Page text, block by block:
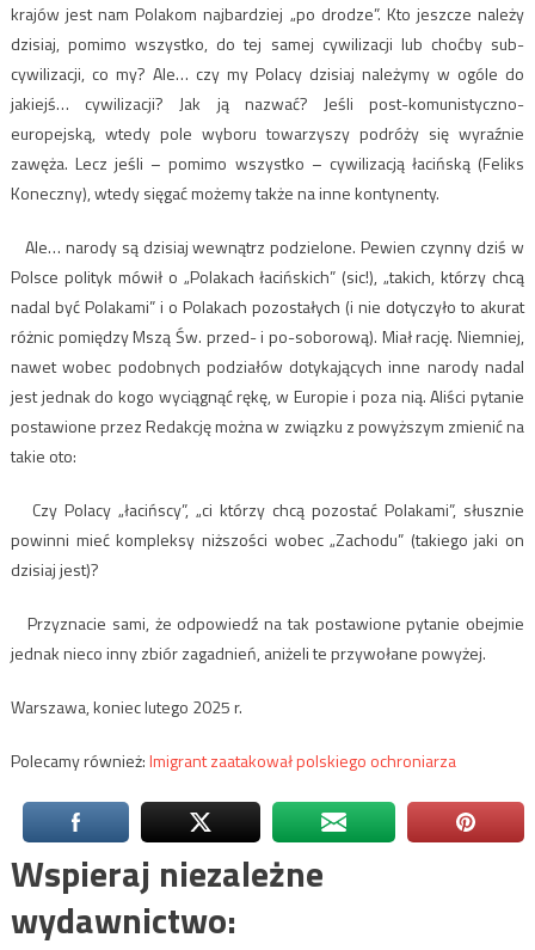
krajów jest nam Polakom najbardziej „po drodze”. Kto jeszcze należy
dzisiaj, pomimo wszystko, do tej samej cywilizacji lub choćby sub-
cywilizacji, co my? Ale… czy my Polacy dzisiaj należymy w ogóle do
jakiejś… cywilizacji? Jak ją nazwać? Jeśli post-komunistyczno-
europejską, wtedy pole wyboru towarzyszy podróży się wyraźnie
zawęża. Lecz jeśli – pomimo wszystko – cywilizacją łacińską (Feliks
Koneczny), wtedy sięgać możemy także na inne kontynenty.
Ale… narody są dzisiaj wewnątrz podzielone. Pewien czynny dziś w
Polsce polityk mówił o „Polakach łacińskich” (sic!), „takich, którzy chcą
nadal być Polakami” i o Polakach pozostałych (i nie dotyczyło to akurat
różnic pomiędzy Mszą Św. przed- i po-soborową). Miał rację. Niemniej,
nawet wobec podobnych podziałów dotykających inne narody nadal
jest jednak do kogo wyciągnąć rękę, w Europie i poza nią. Aliści pytanie
postawione przez Redakcję można w związku z powyższym zmienić na
takie oto:
Czy Polacy „łacińscy”, „ci którzy chcą pozostać Polakami”, słusznie
powinni mieć kompleksy niższości wobec „Zachodu” (takiego jaki on
dzisiaj jest)?
Przyznacie sami, że odpowiedź na tak postawione pytanie obejmie
jednak nieco inny zbiór zagadnień, aniżeli te przywołane powyżej.
Warszawa, koniec lutego 2025 r.
Polecamy również:Imigrant zaatakował polskiego ochroniarza
Wspieraj niezależne
wydawnictwo: